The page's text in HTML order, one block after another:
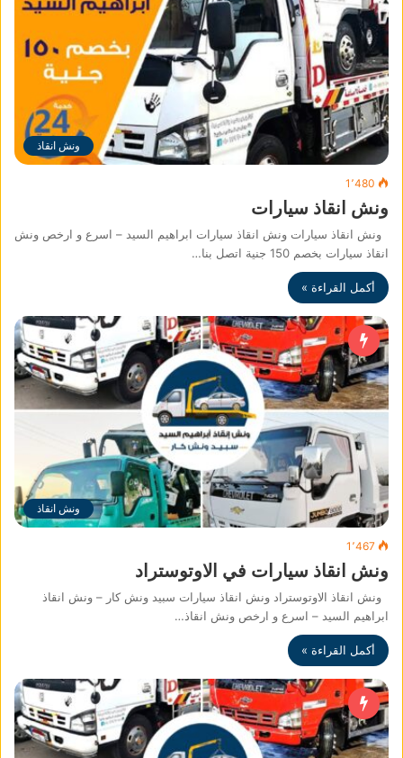
ونش انقاذ
1٬480
ونش انقاذ سيارات
ونش انقاذ سيارات ونش انقاذ سيارات ابراهيم السيد – اسرع و ارخص ونش
انقاذ سيارات بخصم 150 جنية اتصل بنا…
أكمل القراءة »
ونش انقاذ
1٬467
ونش انقاذ سيارات في الاوتوستراد
ونش انقاذ الاوتوستراد ونش انقاذ سيارات سبيد ونش كار – ونش انقاذ
ابراهيم السيد – اسرع و ارخص ونش انقاذ…
أكمل القراءة »